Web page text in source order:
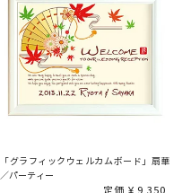
「グラフィックウェルカムボード」扇華
／パーティー
定価 ¥ 9,350